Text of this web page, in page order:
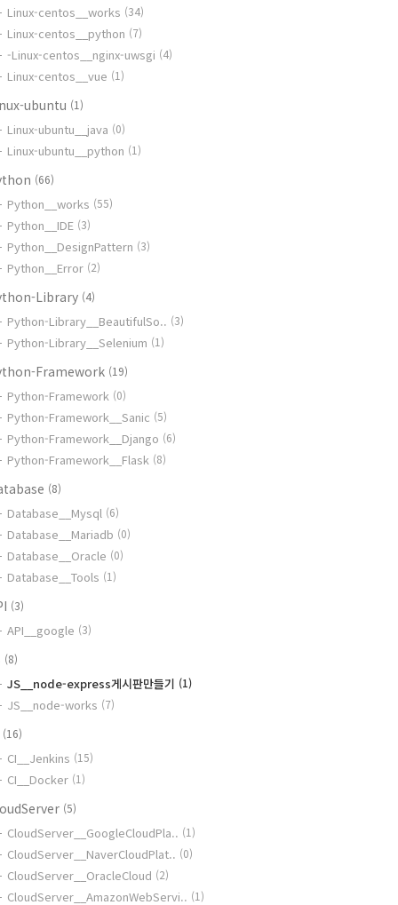
Linux-centos__works (34)
Linux-centos__python (7)
-Linux-centos__nginx-uwsgi (4)
Linux-centos__vue (1)
ubuntu (1)
Linux-ubuntu__java (0)
Linux-ubuntu__python (1)
(66)
Python__works (55)
Python__IDE (3)
Python__DesignPattern (3)
Python__Error (2)
Library (4)
Python-Library__BeautifulSo.. (3)
Python-Library__Selenium (1)
Framework (19)
Python-Framework (0)
Python-Framework__Sanic (5)
Python-Framework__Django (6)
Python-Framework__Flask (8)
(8)
Database__Mysql (6)
Database__Mariadb (0)
Database__Oracle (0)
Database__Tools (1)
(3)
API__google (3)
(8)
JS__node-express게시판만들기 (1)
JS__node-works (7)
(16)
CI__Jenkins (15)
CI__Docker (1)
(5)
CloudServer__GoogleCloudPla.. (1)
CloudServer__NaverCloudPlat.. (0)
CloudServer__OracleCloud (2)
CloudServer__AmazonWebServi.. (1)